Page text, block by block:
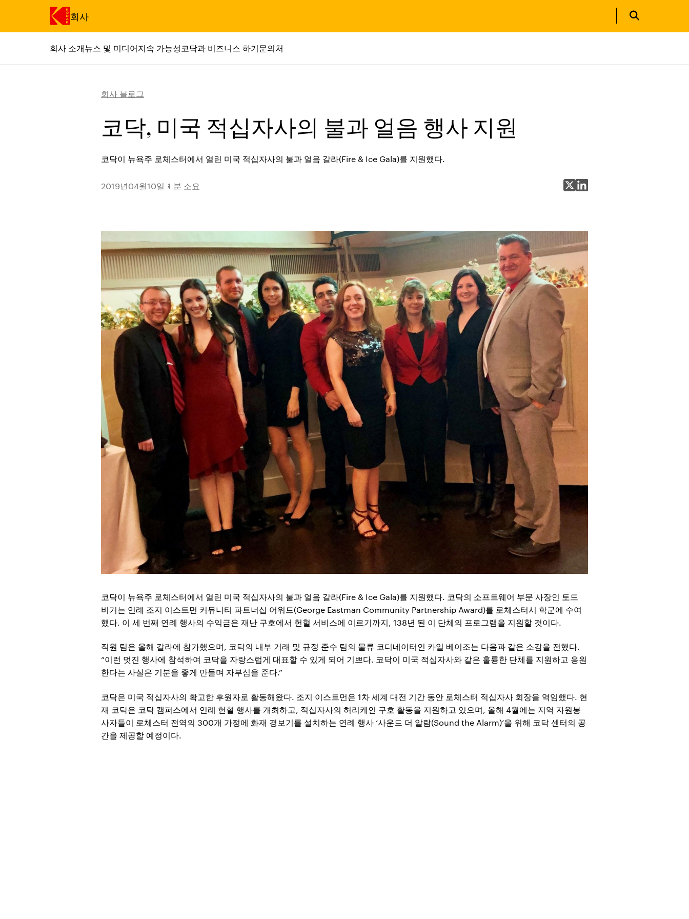
회사
회사 소개뉴스 및 미디어지속 가능성코닥과 비즈니스 하기문의처
회사 블로그
코닥, 미국 적십자사의 불과 얼음 행사 지원
코닥이 뉴욕주 로체스터에서 열린 미국 적십자사의 불과 얼음 갈라(Fire & Ice Gala)를 지원했다.
2019년04월10일 1 분 소요 X에 공유
LinkedIn에 공유
코닥이 뉴욕주 로체스터에서 열린 미국 적십자사의 불과 얼음 갈라(Fire & Ice Gala)를 지원했다. 코닥의 소프트웨어 부문 사장인 토드
비거는 연례 조지 이스트먼 커뮤니티 파트너십 어워드(George Eastman Community Partnership Award)를 로체스터시 학군에 수여
했다. 이 세 번째 연례 행사의 수익금은 재난 구호에서 헌혈 서비스에 이르기까지, 138년 된 이 단체의 프로그램을 지원할 것이다.
직원 팀은 올해 갈라에 참가했으며, 코닥의 내부 거래 및 규정 준수 팀의 물류 코디네이터인 카일 베이조는 다음과 같은 소감을 전했다.
“이런 멋진 행사에 참석하여 코닥을 자랑스럽게 대표할 수 있게 되어 기쁘다. 코닥이 미국 적십자사와 같은 훌륭한 단체를 지원하고 응원
한다는 사실은 기분을 좋게 만들며 자부심을 준다.”
코닥은 미국 적십자사의 확고한 후원자로 활동해왔다. 조지 이스트먼은 1차 세계 대전 기간 동안 로체스터 적십자사 회장을 역임했다. 현
재 코닥은 코닥 캠퍼스에서 연례 헌혈 행사를 개최하고, 적십자사의 허리케인 구호 활동을 지원하고 있으며, 올해 4월에는 지역 자원봉
사자들이 로체스터 전역의 300개 가정에 화재 경보기를 설치하는 연례 행사 ‘사운드 더 알람(Sound the Alarm)’을 위해 코닥 센터의 공
간을 제공할 예정이다.